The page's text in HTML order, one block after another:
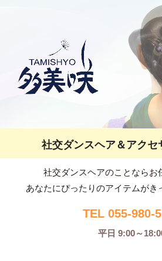
社交ダンスヘア＆アクセ
社交ダンスヘアのことならお
あなたにぴったりのアイテムがき
TEL 055-980-
平日 9:00～